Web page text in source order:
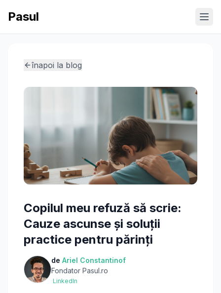
Pasul
înapoi la blog
Copilul meu refuză să scrie:
Cauze ascunse și soluții
practice pentru părinți
de Ariel Constantinof
Fondator Pasul.ro
·LinkedIn